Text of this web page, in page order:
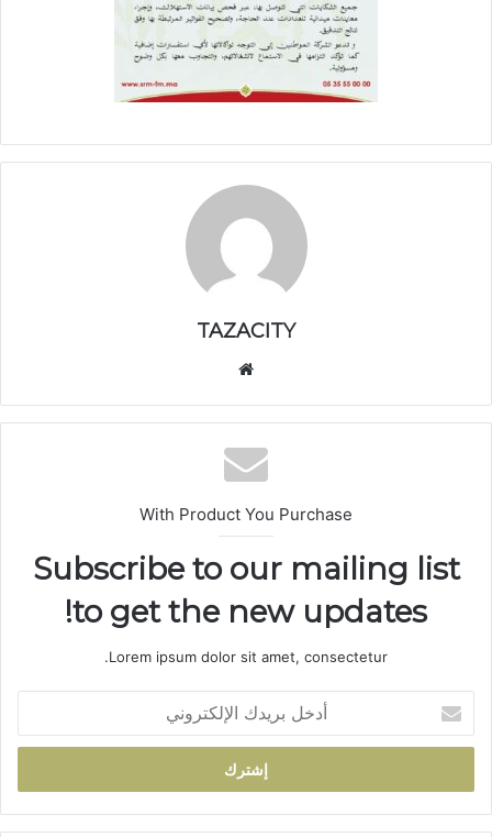
TAZACITY
الوي
ب
With Product You Purchase
Subscribe to our mailing list
to get the new updates!
Lorem ipsum dolor sit amet, consectetur.
خ
ب
ر